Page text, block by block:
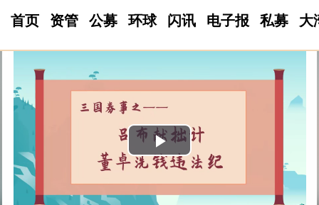
首页 资管 公募 环球 闪讯 电子报 私募 大
Play
Video